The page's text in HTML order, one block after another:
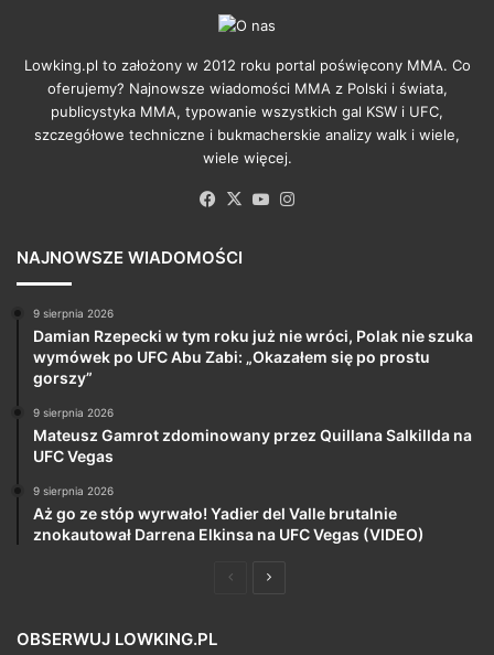
Lowking.pl to założony w 2012 roku portal poświęcony MMA. Co
oferujemy? Najnowsze wiadomości MMA z Polski i świata,
publicystyka MMA, typowanie wszystkich gal KSW i UFC,
szczegółowe techniczne i bukmacherskie analizy walk i wiele,
wiele więcej.
Facebook
X YouTube
NAJNOWSZE WIADOMOŚCI
9 sierpnia 2026
Damian Rzepecki w tym roku już nie wróci, Polak nie szuka
wymówek po UFC Abu Zabi: „Okazałem się po prostu
gorszy”
9 sierpnia 2026
Mateusz Gamrot zdominowany przez Quillana Salkillda na
UFC Vegas
9 sierpnia 2026
Aż go ze stóp wyrwało! Yadier del Valle brutalnie
znokautował Darrena Elkinsa na UFC Vegas (VIDEO)
PoprzedniaNastępna
OBSERWUJ LOWKING.PL